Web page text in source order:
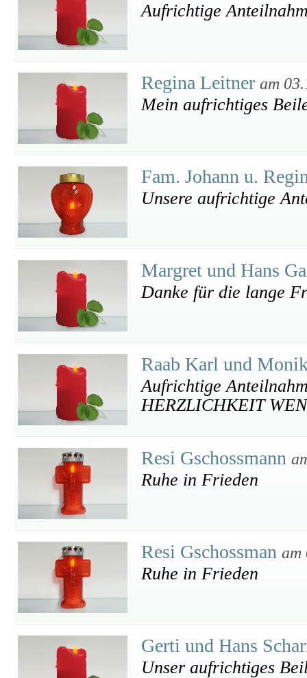
Aufrichtige
Regina Leitner am
Mein aufrichtiges
Fam. Johann u.
Unsere aufrichtige
Margret und Hans
Danke für die lange
Raab Karl und
Aufrichtige
HERZLICHKEIT
Resi Gschossmann
Ruhe in Frieden
Resi Gschossman am
Ruhe in Frieden
Gerti und Hans
Unser aufrichtiges